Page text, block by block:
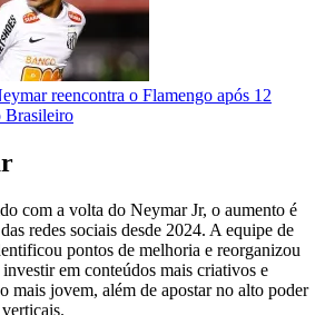
reencontra o Flamengo após 12
Brasileiro
com a volta do Neymar Jr, o aumento é
redes sociais desde 2024. A equipe de
pontos de melhoria e reorganizou
investir em conteúdos mais criativos e
mais jovem, além de apostar no alto poder